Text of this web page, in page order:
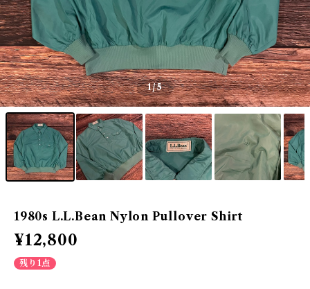
1/5
1980s L.L.Bean Nylon Pullover Shirt
¥12,800
残り1点